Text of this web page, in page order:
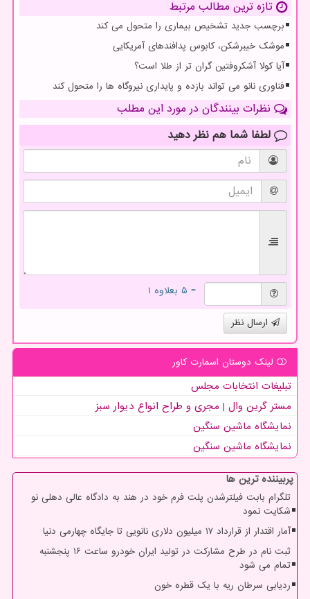
تازه ترین مطالب مرتبط
برچسب جدید تشخیص بیماری را متحول می کند
موشک خیبرشکن، کابوس پدافندهای آمریکایی
آیا کولا آشکروفتین گران تر از طلا است؟
فناوری نانو می تواند بازده و پایداری نیروگاه ها را متحول کند
نظرات بینندگان در مورد این مطلب
لطفا شما هم نظر دهید
= ۵ بعلاوه ۱
ارسال نظر
لینک دوستان اسمارت كاور
تبلیغات انتخابات مجلس
مستر گرین وال | مجری و طراح انواع دیوار سبز
نمایشگاه ماشین سنگین
نمایشگاه ماشین سنگین
پربیننده ترین ها
تلگرام بابت فیلترشدن پلت فرم خود در هند به دادگاه عالی دهلی نو
شکایت نمود
آمار اقتدار از قرارداد ۱۷ میلیون دلاری نانویی تا جایگاه چهارمی دنیا
ثبت نام در طرح مشارکت در تولید ایران خودرو ساعت ۱۶ پنجشنبه
تمام می شود
ردیابی سرطان ریه با یک قطره خون